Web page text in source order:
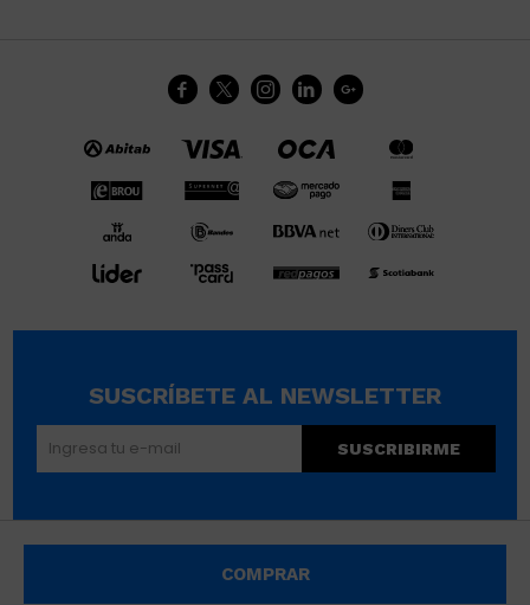
COMPRAR
    
SUSCRÍBETE AL NEWSLETTER
SUSCRIBIRME